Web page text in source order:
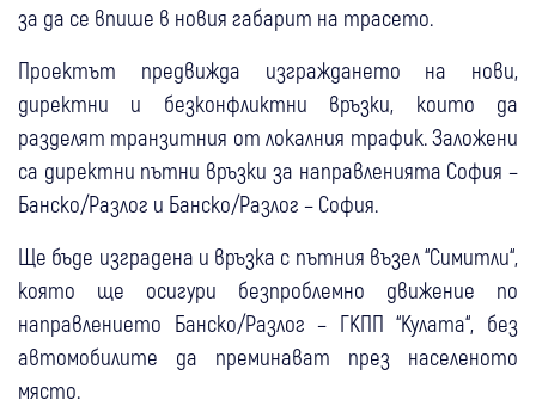
за да се впише в новия габарит на трасето.
Проектът предвижда изграждането на нови,
директни и безконфликтни връзки, които да
разделят транзитния от локалния трафик. Заложени
са директни пътни връзки за направленията София –
Банско/Разлог и Банско/Разлог – София.
Ще бъде изградена и връзка с пътния възел “Симитли“,
която ще осигури безпроблемно движение по
направлението Банско/Разлог – ГКПП “Кулата“, без
автомобилите да преминават през населеното
място.